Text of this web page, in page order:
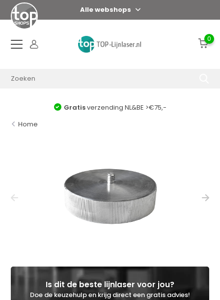
Alle webshops
0
Gratisverzending NL&BE >€75,-
Home
Is dit de beste lijnlaser voor jou?
Doe de keuzehulp en krijg direct een gratis advies!